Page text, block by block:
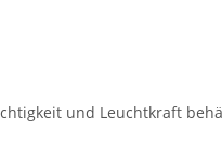
und Leuchtkraft